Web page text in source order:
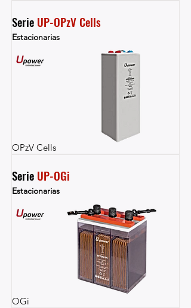
Serie UP-OPzV Cells
Estacionarias
OPzV Cells
Serie UP-OGi
Estacionarias
OGi